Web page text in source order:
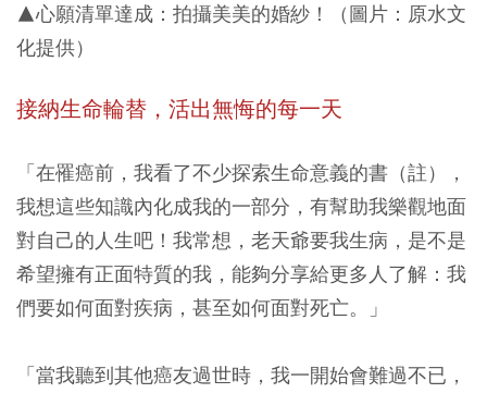
▲心願清單達成：拍攝美美的婚紗！（圖片： 原水文
化提供）
接納生命輪替，活出無悔的每一天
「在罹癌前，我看了不少探索生命意義的書（註），
我想這些知識內化成我的一部分，有幫助我樂觀地面
對自己的人生吧！我常想，老天爺要我生病，是不是
希望擁有正面特質的我，能夠分享給更多人了解：我
們要如何面對疾病，甚至如何面對死亡。」
「當我聽到其他癌友過世時，我一開始會難過不已，